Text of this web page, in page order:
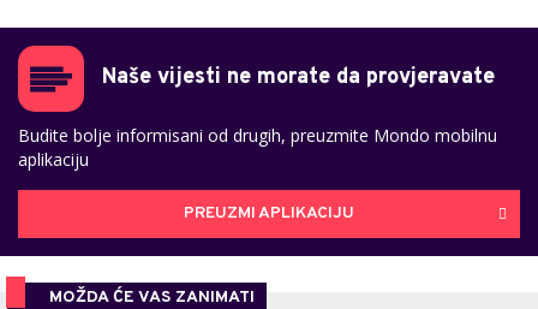
Naše vijesti ne morate da provjeravate
Budite bolje informisani od drugih, preuzmite Mondo mobilnu
aplikaciju
PREUZMI APLIKACIJU
MOŽDA ĆE VAS ZANIMATI